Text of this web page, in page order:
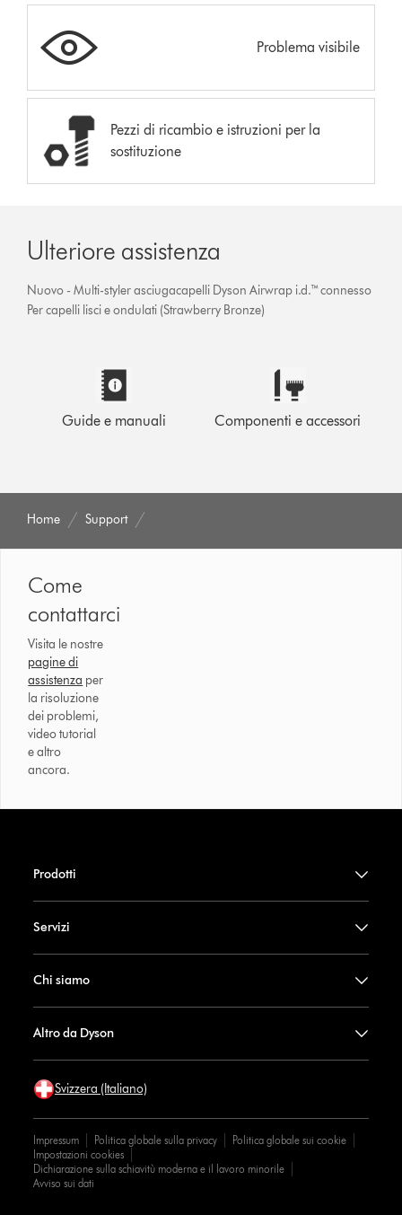
Problema visibile
Pezzi di ricambio e istruzioni per la
sostituzione
Ulteriore assistenza
Nuovo - Multi-styler asciugacapelli Dyson Airwrap i.d.™ connesso
Per capelli lisci e ondulati (Strawberry Bronze)
Guide e manuali Componenti e accessori
Home Support
Come
contattarci
Visita le nostre
pagine di
assistenza per
la risoluzione
dei problemi,
video tutorial
e altro
ancora.
Prodotti
Servizi
Chi siamo
Altro da Dyson
Svizzera (Italiano)
Impressum Politica globale sulla privacy
Politica globale sui cookie
Impostazioni cookies
Dichiarazione sulla schiavitù moderna e il lavoro minorile
Avviso sui dati